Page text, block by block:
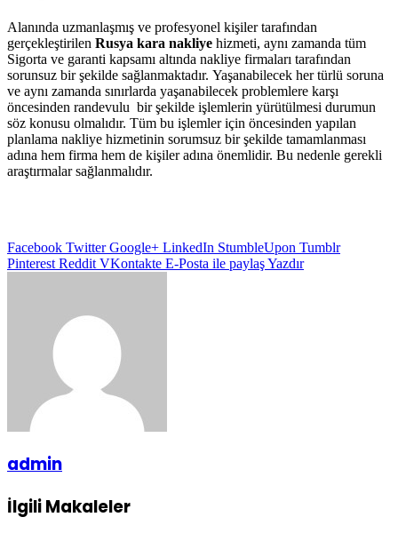
Alanında uzmanlaşmış ve profesyonel kişiler tarafından
gerçekleştirilen Rusya kara nakliye hizmeti, aynı zamanda tüm
Sigorta ve garanti kapsamı altında nakliye firmaları tarafından
sorunsuz bir şekilde sağlanmaktadır. Yaşanabilecek her türlü soruna
ve aynı zamanda sınırlarda yaşanabilecek problemlere karşı
öncesinden randevulu bir şekilde işlemlerin yürütülmesi durumun
söz konusu olmalıdır. Tüm bu işlemler için öncesinden yapılan
planlama nakliye hizmetinin sorumsuz bir şekilde tamamlanması
adına hem firma hem de kişiler adına önemlidir. Bu nedenle gerekli
araştırmalar sağlanmalıdır.
Facebook Twitter Google+ LinkedIn StumbleUpon Tumblr
Pinterest Reddit VKontakte E-Posta ile paylaşYazdır
admin
İlgili Makaleler